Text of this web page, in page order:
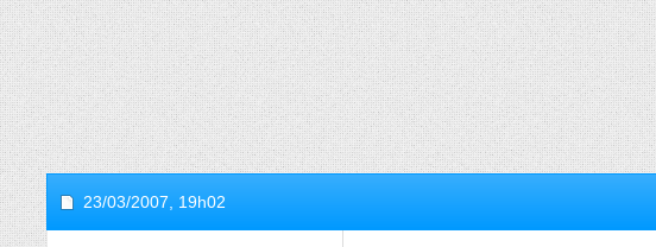
23/03/2007, 19h02